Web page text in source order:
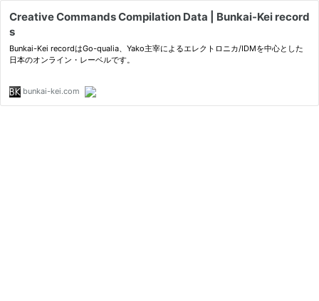
Creative Commands Compilation Data | Bunkai-Kei record
s
Bunkai-Kei recordはGo-qualia、Yako主宰によるエレクトロニカ/IDMを中心とした
日本のオンライン・レーベルです。
bunkai-kei.com